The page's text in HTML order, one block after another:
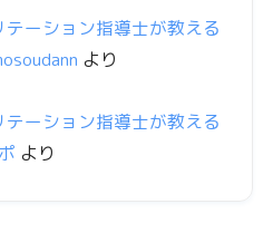
ーション指導士が教える
より
ーション指導士が教える
より